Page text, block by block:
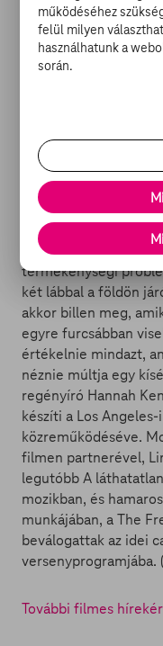
Misfits-ben is látható
Elisabeth Moss
virtuális filmvásáron
Reid A szolgálólány
tévésorozat több
széria révén vált
Golden Globe-díjat
The Hollywood
termékenységi
két lábbal a földön
akkor billen meg,
egyre furcsábban
értékelnie mindazt,
néznie múltja egy
regényíró Hannah
készíti a Los
közreműködéséve.
filmen partnerével,
legutóbb A
mozikban, és
munkájában, a The
beválogattak az idei
versenyprogramjába.
További filmes
működéséhez
felül milyen
használhatunk a
során.